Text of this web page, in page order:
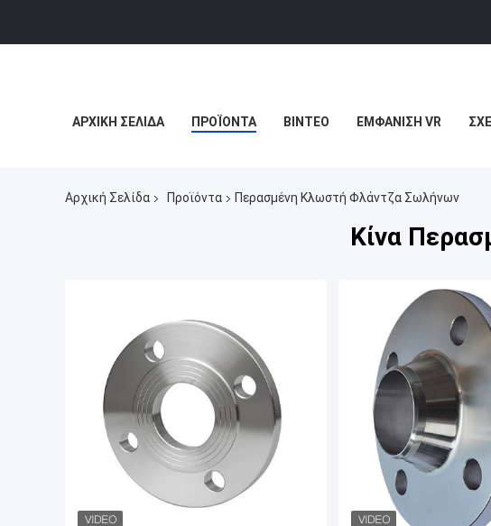
ΑΡΧΙΚΉ ΣΕΛΊΔΑ ΠΡΟΪΌΝΤΑ ΒΊΝΤΕΟ ΕΜΦΆΝΙΣΗ VR
Αρχική Σελίδα Προϊόντα Περασμένη Κλωστή Φλάντζα Σωλήνων
Κίνα